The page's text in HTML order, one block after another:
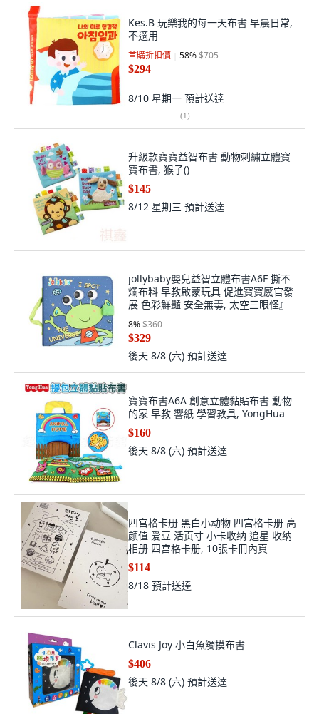
Kes.B 玩樂我的每一天布書 早晨日常,
不適用
首購折扣價 58%$705
$294
8/10 星期一 預計送達
(1)
升級款寶寶益智布書 動物刺繡立體寶
寶布書, 猴子()
$145
8/12 星期三 預計送達
jollybaby嬰兒益智立體布書A6F 撕不
爛布料 早教啟蒙玩具 促進寶寶感官發
展 色彩鮮豔 安全無毒, 太空三眼怪』
8%$360
$329
後天 8/8 (六) 預計送達
寶寶布書A6A 創意立體黏貼布書 動物
的家 早教 響紙 學習教具, YongHua
$160
後天 8/8 (六) 預計送達
四宫格卡册 黑白小动物 四宫格卡册 高
颜值 爱豆 活页寸 小卡收纳 追星 收纳
相册 四宫格卡册, 10張卡冊內頁
$114
8/18 預計送達
Clavis Joy 小白魚觸摸布書
$406
後天 8/8 (六) 預計送達